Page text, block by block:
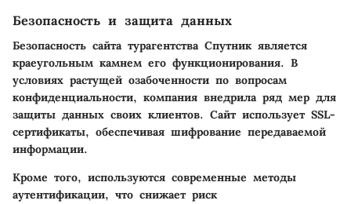
Безопасность и защита данных
Безопасность сайта турагентства Спутник является
краеугольным камнем его функционирования. В
условиях растущей озабоченности по вопросам
конфиденциальности, компания внедрила ряд мер для
защиты данных своих клиентов. Сайт использует SSL-
сертификаты, обеспечивая шифрование передаваемой
информации.
Кроме того, используются современные методы
аутентификации, что снижает риск